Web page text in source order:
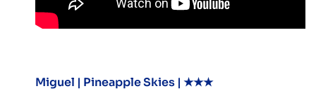
Miguel | Pineapple Skies | ★★★